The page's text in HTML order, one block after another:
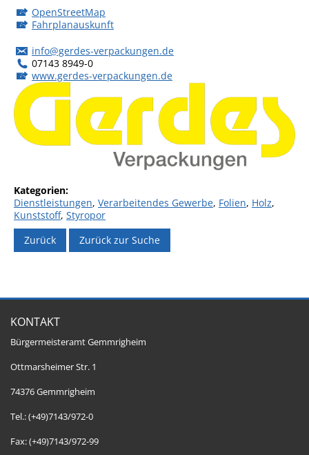
OpenStreetMap
Fahrplanauskunft
info@gerdes-verpackungen.de
07143 8949-0
www.gerdes-verpackungen.de
Dienstleistungen, Verarbeitendes Gewerbe, Folien, Holz,
Kunststoff, Styropor
Zurück
Zurück zur Suche
KONTAKT
Bürgermeisteramt Gemmrigheim
Ottmarsheimer Str. 1
74376 Gemmrigheim
Tel.: (+49)7143/972-0
Fax: (+49)7143/972-99